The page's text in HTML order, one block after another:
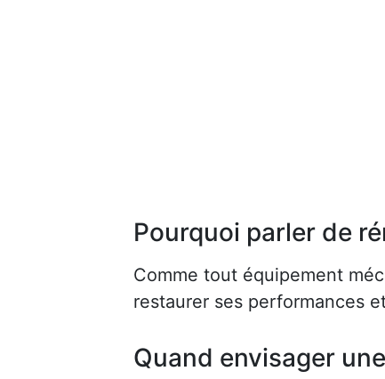
Pourquoi parler de
Comme tout équipement
restaurer ses performances
Quand envisager